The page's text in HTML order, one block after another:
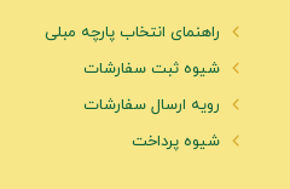
راهنمای انتخاب پارچه مبلی
شیوه ثبت سفارشات
رویه ارسال سفارشات
شیوه پرداخت